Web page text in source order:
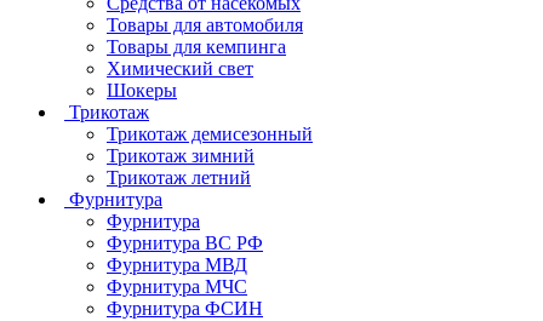
Товары для автомобиля
Товары для кемпинга
Химический свет
Шокеры
Трикотаж
Трикотаж демисезонный
Трикотаж зимний
Трикотаж летний
Фурнитура
Фурнитура
Фурнитура ВС РФ
Фурнитура МВД
Фурнитура МЧС
Фурнитура ФСИН